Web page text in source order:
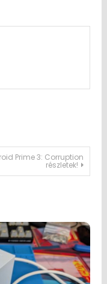
Prime 3: Corruption
részletek!